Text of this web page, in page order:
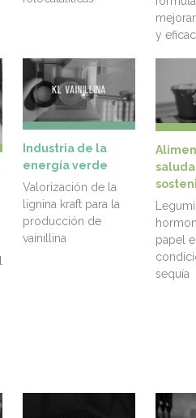
y
Industria de la
energía verde
Valorización de la
lignina kraft para la
producción de
vainillina
papel
sequía